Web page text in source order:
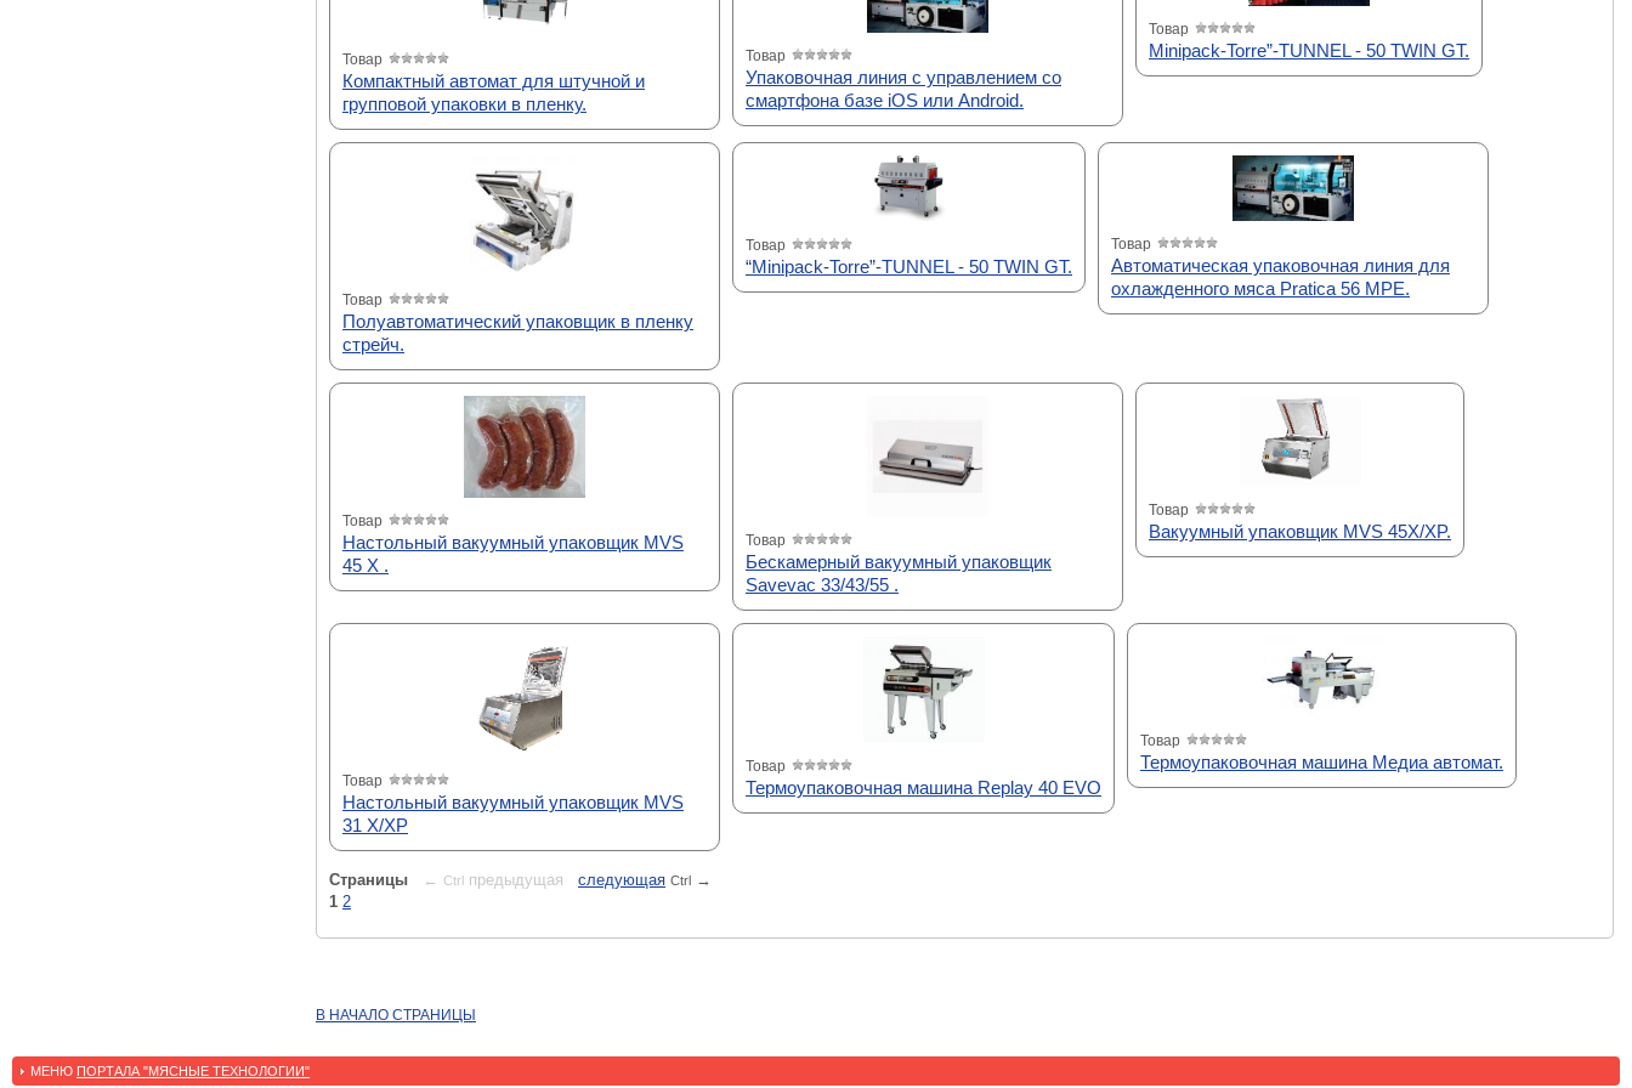
Товар
Компактный автомат для штучной и
групповой упаковки в пленку.
Товар
Упаковочная линия с управлением со
смартфона базе iOS или Android.
Товар
Minipack-Torre”-TUNNEL - 50 TWIN GT.
Товар
Полуавтоматический упаковщик в пленку
стрейч.
Товар
“Minipack-Torre”-TUNNEL - 50 TWIN GT.
Товар
Автоматическая упаковочная линия для
охлажденного мяса Pratica 56 MPE.
Товар
Настольный вакуумный упаковщик MVS
45 Х .
Товар
Бескамерный вакуумный упаковщик
Savevac 33/43/55 .
Товар
Вакуумный упаковщик MVS 45X/XP.
Товар
Настольный вакуумный упаковщик MVS
31 X/XP
Товар
Термоупаковочная машина Replay 40 EVO
Товар
Термоупаковочная машина Медиа автомат.
Страницы ← Ctrl предыдущая cледующая Ctrl →
1 2
В НАЧАЛО СТРАНИЦЫ
МЕНЮ ПОРТАЛА "МЯСНЫЕ ТЕХНОЛОГИИ"